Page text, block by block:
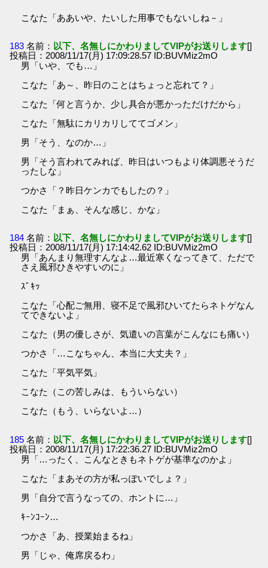
こなた「ああいや、たいした用事でもないしね－」
183 名前： 以下、名無しにかわりましてVIPがお送りします[]
投稿日：2008/11/17(月) 17:09:28.57 ID:BUVMiz2mO
男「いや、でも…」
こなた「あ～、昨日のことはちょっと忘れて？」
こなた「何と言うか、少し具合が悪かっただけだから」
こなた「無駄にカリカリしててゴメン」
男「そう、なのか…」
男「そう言われてみれば、昨日はいつもより体調悪そうだ
ったしな」
つかさ「？昨日ケンカでもしたの？」
こなた「まぁ、そんな感じ、かな」
184 名前： 以下、名無しにかわりましてVIPがお送りします[]
投稿日：2008/11/17(月) 17:14:42.62 ID:BUVMiz2mO
男「あんまり無理すんなよ…最近寒くなってきて、ただで
さえ風邪ひきやすいのに」
ｽﾞｷｯ
こなた「心配ご無用、寝不足で風邪ひいてたらネトゲなん
てできないよ」
こなた（男の優しさが、気遣いの言葉がこんなにも痛い）
つかさ「…こなちゃん、本当に大丈夫？」
こなた「平気平気」
こなた（この苦しみは、もういらない）
こなた（もう、いらないよ…）
185 名前： 以下、名無しにかわりましてVIPがお送りします[]
投稿日：2008/11/17(月) 17:22:36.27 ID:BUVMiz2mO
男「…ったく、こんなときもネトゲが基準なのかよ」
こなた「まあその方が私っぽいでしょ？」
男「自分で言うなっての、ホントに…」
ｷｰﾝｺｰﾝ…
つかさ「あ、授業始まるね」
男「じゃ、俺席戻るわ」